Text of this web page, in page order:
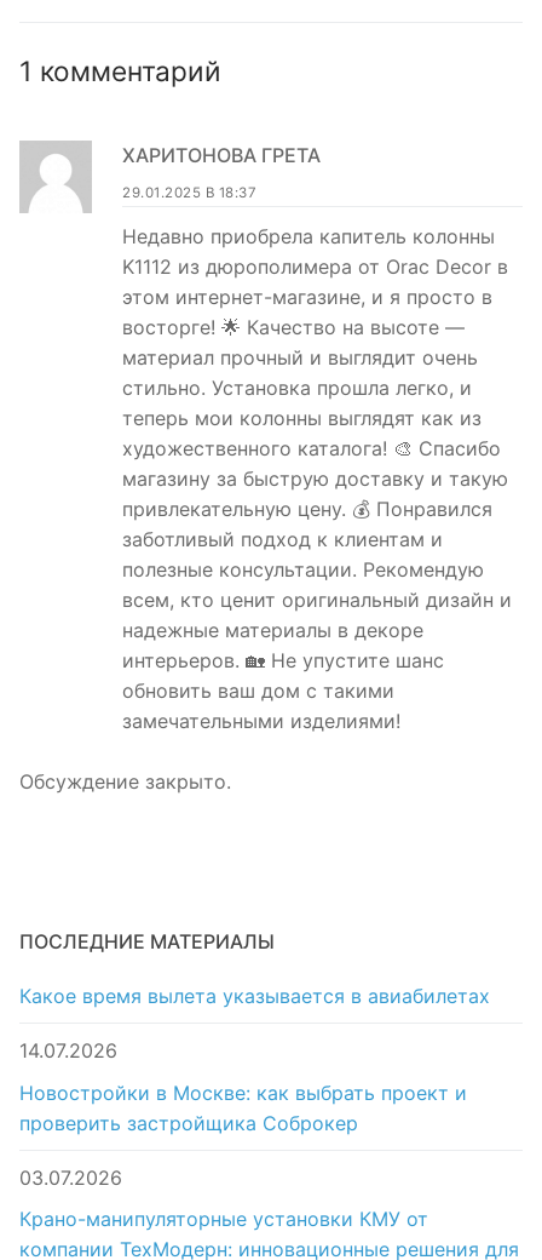
1 комментарий
ХАРИТОНОВА ГРЕТА
29.01.2025 В 18:37
Недавно приобрела капитель колонны
K1112 из дюрополимера от Orac Decor в
этом интернет-магазине, и я просто в
восторге! 🌟 Качество на высоте —
материал прочный и выглядит очень
стильно. Установка прошла легко, и
теперь мои колонны выглядят как из
художественного каталога! 🎨 Спасибо
магазину за быструю доставку и такую
привлекательную цену. 💰 Понравился
заботливый подход к клиентам и
полезные консультации. Рекомендую
всем, кто ценит оригинальный дизайн и
надежные материалы в декоре
интерьеров. 🏡 Не упустите шанс
обновить ваш дом с такими
замечательными изделиями!
Обсуждение закрыто.
ПОСЛЕДНИЕ МАТЕРИАЛЫ
Какое время вылета указывается в авиабилетах
14.07.2026
Новостройки в Москве: как выбрать проект и
проверить застройщика Соброкер
03.07.2026
Крано-манипуляторные установки КМУ от
компании ТехМодерн: инновационные решения для